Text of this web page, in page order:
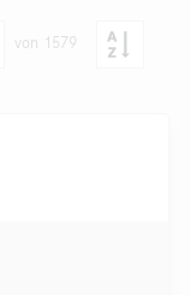
von 1579